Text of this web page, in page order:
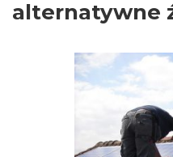
alternatywne